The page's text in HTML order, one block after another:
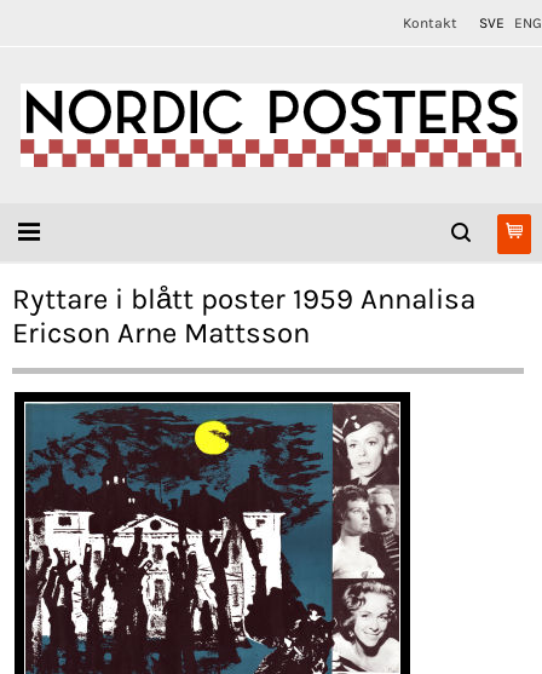
Kontakt SVE ENG
Ryttare i blått poster 1959 Annalisa
Ericson Arne Mattsson